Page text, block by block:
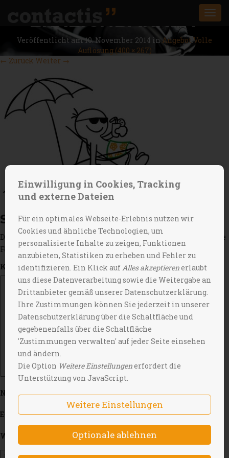
ERREICHBARKEIT
Veröffentlicht am10. November 2014 inAngebot.Volle
Auflösung (400 × 267)
← Zurück Weiter →
SCHREIBE EINEN KOMMENTAR
Deine E-Mail-Adresse wird nicht veröffentlicht.
Erforderliche
Felder sind mit*markiert
Kommentar
Name*
E-Mail-Adresse*
Website
Einwilligung in Cookies, Tracking
und externe Dateien
Für ein optimales Webseite-Erlebnis nutzen wir
Cookies und ähnliche Technologien, um
personalisierte Inhalte zu zeigen, Funktionen
anzubieten, Statistiken zu erheben und Fehler zu
identifizieren. Ein Klick auf Alles akzeptierenerlaubt
uns diese Datenverarbeitung sowie die Weitergabe an
Drittanbieter gemäß unserer Datenschutzerklärung.
Ihre Zustimmungen können Sie jederzeit in unserer
Datenschutzerklärung über die Schaltfläche und
gegebenenfalls über die Schaltfläche
'Zustimmungen verwalten' auf jeder Seite einsehen
und ändern.
Die Option Weitere Einstellungenerfordert die
Unterstützung von JavaScript.
Weitere Einstellungen